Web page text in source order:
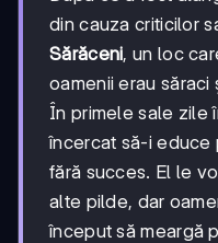
din cauza criticilor
Sărăceni, un loc
oamenii erau săraci
În primele sale zile
încercat să-i educe
fără succes. El le
alte pilde, dar
început să meargă